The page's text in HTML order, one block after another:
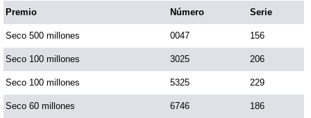
Premio Número Serie
Seco 500 millones 0047 156
Seco 100 millones 3025 206
Seco 100 millones 5325 229
Seco 60 millones 6746 186